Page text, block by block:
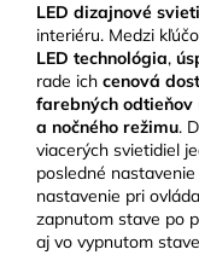
LED dizajnové
interiéru. Medzi
LED technológia,
rade ich cenová
farebných odtieňov
a nočného režimu.
viacerých svietidiel
posledné
nastavenie pri
zapnutom stave po
aj vo vypnutom